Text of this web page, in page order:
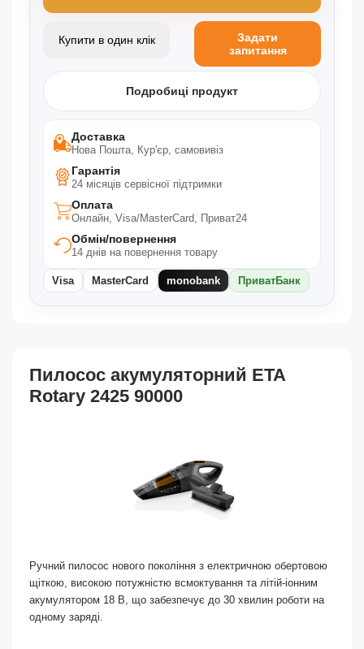
Купити в один клік
Задати
запитання
Подробиці продукт
Доставка
Нова Пошта, Кур'єр, самовивіз
Гарантія
24 місяців сервісної підтримки
Оплата
Онлайн, Visa/MasterCard, Приват24
Обмін/повернення
14 днів на повернення товару
Visa MasterCard monobank ПриватБанк
Пилосос акумуляторний ETA
Rotary 2425 90000
Ручний пилосос нового покоління з електричною обертовою
щіткою, високою потужністю всмоктування та літій-іонним
акумулятором 18 В, що забезпечує до 30 хвилин роботи на
одному заряді.